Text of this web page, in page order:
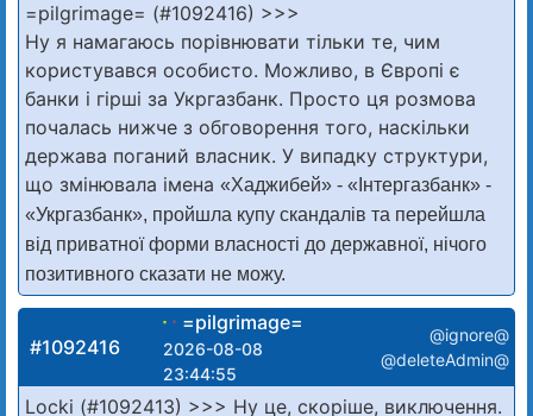
=pilgrimage= (#1092416) >>>
Ну я намагаюсь порівнювати тільки те, чим
користувався особисто. Можливо, в Європі є
банки і гірші за Укргазбанк. Просто ця розмова
почалась нижче з обговорення того, наскільки
держава поганий власник. У випадку структури,
що змінювала імена «Хаджибей» - «Інтергазбанк» -
«Укргазбанк», пройшла купу скандалів та перейшла
від приватної форми власності до державної, нічого
позитивного сказати не можу.
#1092416
=pilgrimage=
2026-08-08
23:44:55
@ignore@
@deleteAdmin@
Locki (#1092413) >>> Ну це, скоріше, виключення.